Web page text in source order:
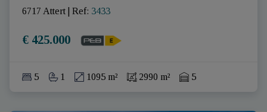
6717 Attert
Ref: 3433
€ 425.000
5 1 1095 m² 2990 m² 5